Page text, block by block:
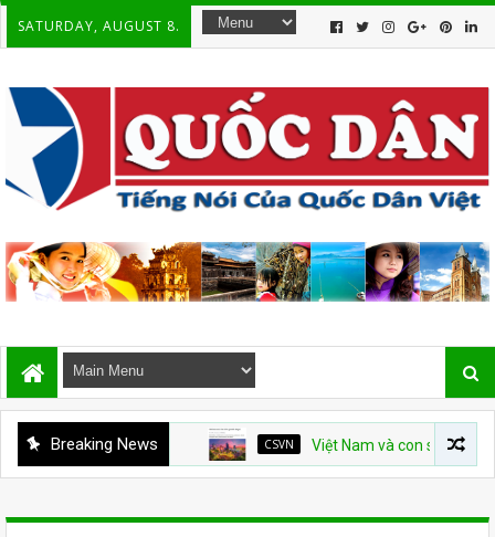
SATURDAY, AUGUST 8.
Breaking News CSVN Việt Nam và con số tăng trưởng